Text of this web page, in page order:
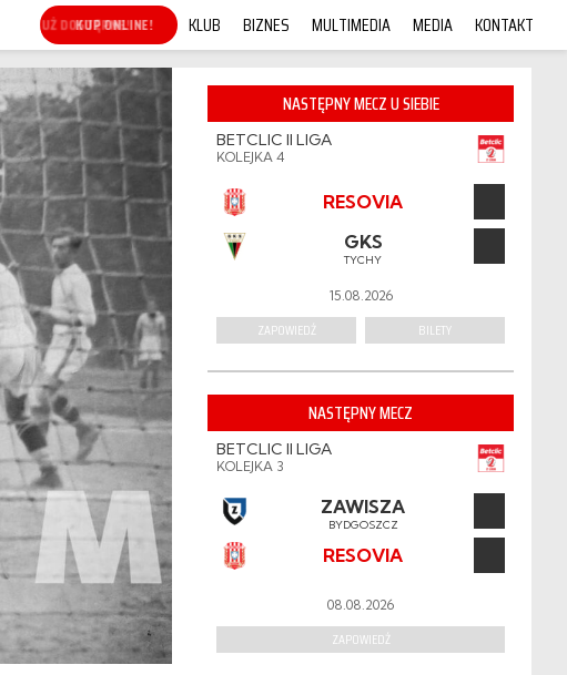
KUP ONLINE! KLUB BIZNES MULTIMEDIA MEDIA KONTAKT
NASTĘPNY MECZ U SIEBIE
BETCLIC II LIGA
KOLEJKA 4
RESOVIA
GKS
TYCHY
15.08.2026
ZAPOWIEDŹ BILETY
NASTĘPNY MECZ
BETCLIC II LIGA
KOLEJKA 3
ZAWISZA
BYDGOSZCZ
RESOVIA
08.08.2026
ZAPOWIEDŹ